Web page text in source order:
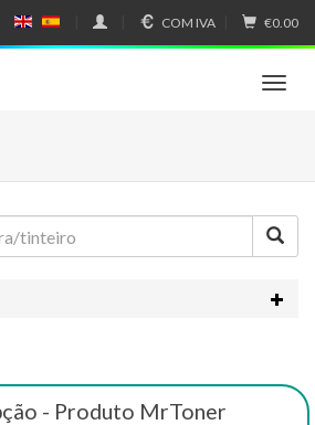
N
SP
COM IVA €0.00
T
n
a
v
g
- Produto MrToner